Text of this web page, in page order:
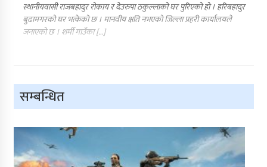
स्थानीयवासी राजबहादुर रोकाय र देउरुपा ठकुल्लाको घर पुरिएको हो । हरिबहादुर
बुढामगरको घर भत्केको छ । मानवीय क्षति नभएको जिल्ला प्रहरी कार्यालयले
जनाएको छ । शर्मी गाउँका […]
सम्बन्धित